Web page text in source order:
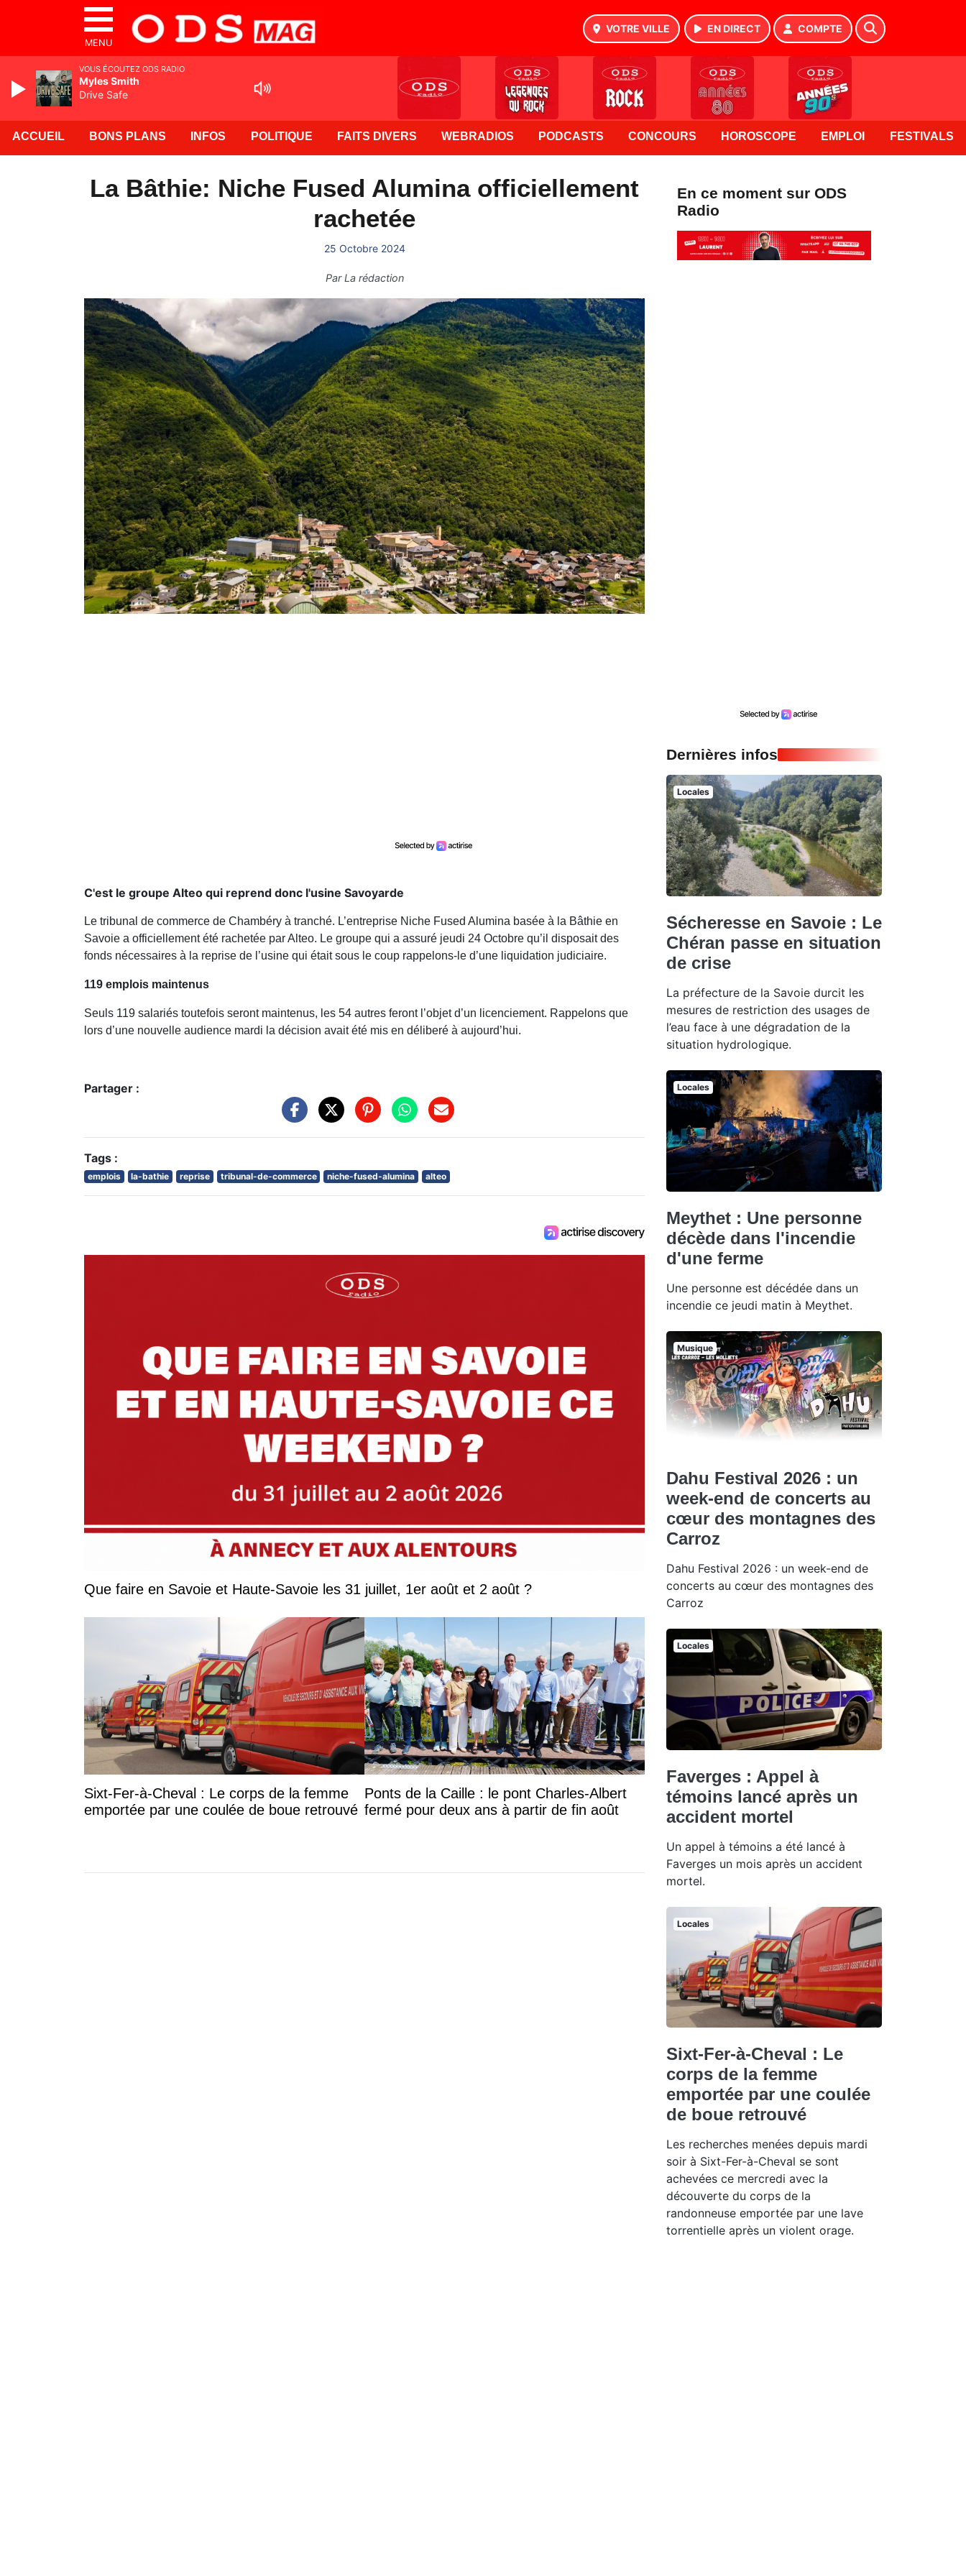
MENU
VOTRE VILLE EN DIRECT COMPTE
ACCUEIL BONS PLANS INFOS POLITIQUE FAITS DIVERS WEBRADIOS PODCASTS CONCOURS HOROSCOPE EMPLOI FESTIVALS
La Bâthie: Niche Fused Alumina officiellement
rachetée
25 Octobre 2024
ParLa rédaction
C'est le groupe Alteo qui reprend donc l'usine Savoyarde
Le tribunal de commerce de Chambéry à tranché. L’entreprise Niche Fused Alumina basée à la Bâthie en
Savoie a officiellement été rachetée par Alteo. Le groupe qui a assuré jeudi 24 Octobre qu’il disposait des
fonds nécessaires à la reprise de l’usine qui était sous le coup rappelons-le d’une liquidation judiciaire.
119 emplois maintenus
Seuls 119 salariés toutefois seront maintenus, les 54 autres feront l’objet d’un licenciement. Rappelons que
lors d’une nouvelle audience mardi la décision avait été mis en déliberé à aujourd’hui.
Partager :
Tags :
emplois la-bathie reprise tribunal-de-commerce niche-fused-alumina alteo
Que faire en Savoie et Haute-Savoie les 31 juillet, 1er août et 2 août ?
Sixt-Fer-à-Cheval : Le corps de la femme
emportée par une coulée de boue retrouvé
Ponts de la Caille : le pont Charles-Albert
fermé pour deux ans à partir de fin août
En ce moment sur ODS
Radio
Dernières infos
Locales
Sécheresse en Savoie : Le
Chéran passe en situation
de crise
La préfecture de la Savoie durcit les
mesures de restriction des usages de
l’eau face à une dégradation de la
situation hydrologique.
Locales
Meythet : Une personne
décède dans l'incendie
d'une ferme
Une personne est décédée dans un
incendie ce jeudi matin à Meythet.
Musique
Dahu Festival 2026 : un
week-end de concerts au
cœur des montagnes des
Carroz
Dahu Festival 2026 : un week-end de
concerts au cœur des montagnes des
Carroz
Locales
Faverges : Appel à
témoins lancé après un
accident mortel
Un appel à témoins a été lancé à
Faverges un mois après un accident
mortel.
Locales
Sixt-Fer-à-Cheval : Le
corps de la femme
emportée par une coulée
de boue retrouvé
Les recherches menées depuis mardi
soir à Sixt-Fer-à-Cheval se sont
achevées ce mercredi avec la
découverte du corps de la
randonneuse emportée par une lave
torrentielle après un violent orage.
VOUS ÉCOUTEZ ODS RADIO
Myles Smith
Drive Safe